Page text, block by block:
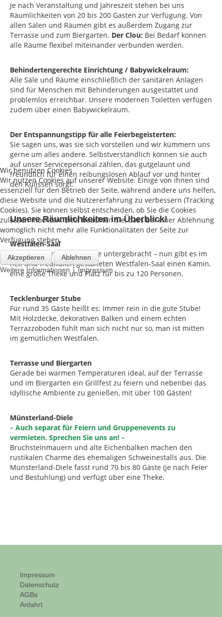
Je nach Veranstaltung und Jahreszeit stehen bei uns
Räumlichkeiten von 20 bis 200 Gästen zur Verfügung. Von
allen Sälen und Räumen gibt es außerdem Zugang zur
Terrasse und zum Biergarten. Der Clou: Bei Bedarf können
alle Räume flexibel miteinander verbunden werden.
Behindertengerechte Einrichtung / Babywickelraum:
Alle Säle und Räume einschließlich der sanitären Anlagen
sind für Menschen mit Behinderungen ausgestattet und
problemlos erreichbar. Unsere modernen Toiletten verfügen
zudem über einen Babywickelraum.
Der Entspannungstipp für alle Feierbegeisterten:
Sie sagen uns, was sie sich vorstellen und wir kümmern uns
gerne um alles andere. Selbstverständlich können sie auch
auf unser Servicepersonal zählen, das gutgelaunt und
freundlich für einen reibungslosen Ablauf vor und hinter
den Kulissen sorgt.
Unsere Räumlichkeiten im Überblick!
Westfalen-Saal
Hier waren früher die Kühe untergebracht – nun gibt es im
hell und freundlich gestalteten Westfalen-Saal einen Kamin,
eine große Theke und Platz für bis zu 120 Personen.
Tecklenburger Stube
Für rund 35 Gäste heißt es: Immer rein in die gute Stube!
Mit Holzdecke, dekorativen Balken und einem echten
Terrazzoboden fühlt man sich nicht nur so, man ist mitten
im gemütlichen Westfalen.
Terrasse und Biergarten
Gerade bei warmen Temperaturen ideal, auf der Terrasse
und im Biergarten ein Grillfest zu feiern und nebenbei das
idyllische Ambiente zu genießen, mit über 100 Gästen!
Münsterland-Diele
– Auch separat für Feiern und Gruppenevents zu
vermieten. Sprechen Sie uns an! –
Bruchsteinmauern und alte Eichenbalken machen den
rustikalen Charme des ehemaligen Schweinestalls aus. Die
Münsterland-Diele fasst rund 70 bis 80 Gäste (je nach Feier
und Bestuhlung) und verfügt über eine Theke.
Impressum
Datenschutz
AGBs
Anfahrt
Wir benutzen Cookies
Wir nutzen Cookies auf unserer Website. Einige von ihnen sind
essenziell für den Betrieb der Seite, während andere uns helfen,
diese Website und die Nutzererfahrung zu verbessern (Tracking
Cookies). Sie können selbst entscheiden, ob Sie die Cookies
zulassen möchten. Bitte beachten Sie, dass bei einer Ablehnung
womöglich nicht mehr alle Funktionalitäten der Seite zur
Verfügung stehen.
Akzeptieren
Ablehnen
Weitere Informationen|Impressum